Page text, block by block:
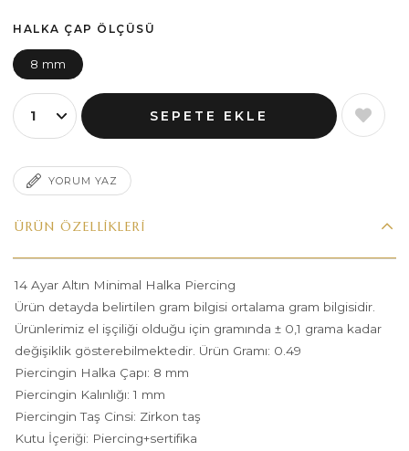
HALKA ÇAP ÖLÇÜSÜ
8 mm
YORUM YAZ
ÜRÜN ÖZELLIKLERI
14 Ayar Altın Minimal Halka Piercing
Ürün detayda belirtilen gram bilgisi ortalama gram bilgisidir.
Ürünlerimiz el işçiliği olduğu için gramında ± 0,1 grama kadar
değişiklik gösterebilmektedir. Ürün Gramı: 0.49
Piercingin Halka Çapı: 8 mm
Piercingin Kalınlığı: 1 mm
Piercingin Taş Cinsi: Zirkon taş
Kutu İçeriği: Piercing+sertifika